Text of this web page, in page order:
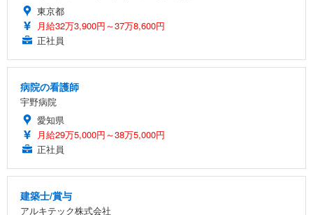
東京都
月給32万3,900円～37万8,600円
正社員
病院の看護師
宇野病院
愛知県
月給29万5,000円～38万5,000円
正社員
建築士/賞与
アルキテック株式会社